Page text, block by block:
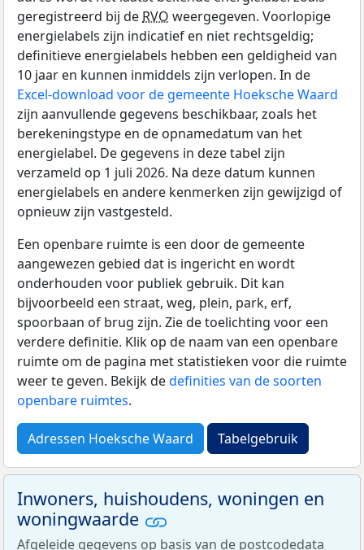
geregistreerd bij de RVO weergegeven. Voorlopige
energielabels zijn indicatief en niet rechtsgeldig;
definitieve energielabels hebben een geldigheid van
10 jaar en kunnen inmiddels zijn verlopen. In de
Excel-download voor de gemeente Hoeksche Waard
zijn aanvullende gegevens beschikbaar, zoals het
berekeningstype en de opnamedatum van het
energielabel. De gegevens in deze tabel zijn
verzameld op 1 juli 2026. Na deze datum kunnen
energielabels en andere kenmerken zijn gewijzigd of
opnieuw zijn vastgesteld.
Een openbare ruimte is een door de gemeente
aangewezen gebied dat is ingericht en wordt
onderhouden voor publiek gebruik. Dit kan
bijvoorbeeld een straat, weg, plein, park, erf,
spoorbaan of brug zijn. Zie de toelichting voor een
verdere definitie. Klik op de naam van een openbare
ruimte om de pagina met statistieken voor die ruimte
weer te geven. Bekijk dedefinities van de soorten
openbare ruimtes.
Adressen Hoeksche Waard Tabelgebruik
Inwoners, huishoudens, woningen en
woningwaarde
Afgeleide gegevens op basis van de postcodedata